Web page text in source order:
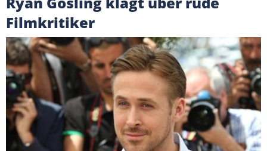
Filmkritiker